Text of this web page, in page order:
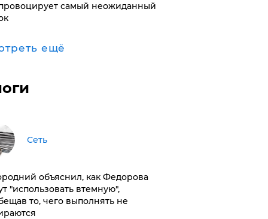
самый неожиданный
ещё
Сеть
объяснил, как Федорова
"использовать втемную",
то, чего выполнять не